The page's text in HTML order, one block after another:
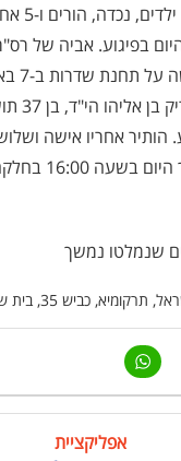
אחריה
בפיגוע. אביה של
אחיות.
שנמלטו נמשך
כביש 35, בית שמש
אפליקציית